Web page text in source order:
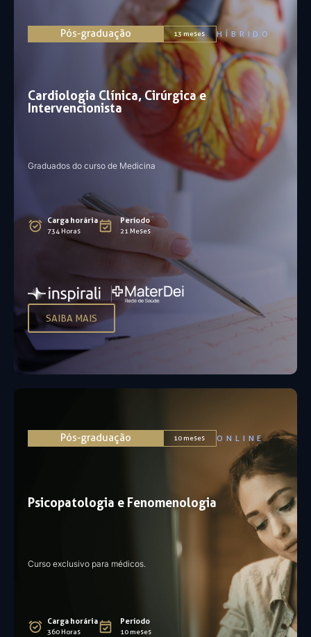
Cardiologia Clínica, Cirúrgica e
Intervencionista
Graduados do curso de Medicina
Carga horária
734 Horas
Período
21 Meses
Pós-graduação 13 meses HÍBRIDO
SAIBA MAIS
Psicopatologia e Fenomenologia
Curso exclusivo para médicos.
Carga horária
360 Horas
Período
10 meses
Pós-graduação 10 meses ONLINE